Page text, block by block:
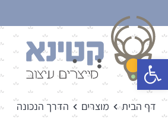
פתח סרגל נגישות
דף הבית מוצרים הדרך הנכונה